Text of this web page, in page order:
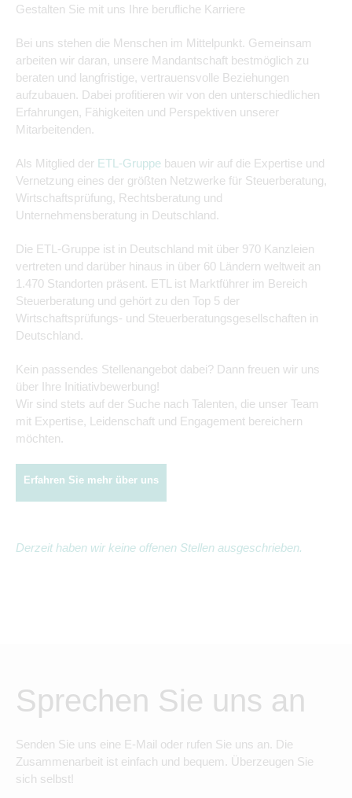
Gestalten Sie mit uns Ihre berufliche Karriere
Bei uns stehen die Menschen im Mittelpunkt. Gemeinsam
arbeiten wir daran, unsere Mandantschaft bestmöglich zu
beraten und langfristige, vertrauensvolle Beziehungen
aufzubauen. Dabei profitieren wir von den unterschiedlichen
Erfahrungen, Fähigkeiten und Perspektiven unserer
Mitarbeitenden.
Als Mitglied der ETL-Gruppe bauen wir auf die Expertise und
Vernetzung eines der größten Netzwerke für Steuerberatung,
Wirtschaftsprüfung, Rechtsberatung und
Unternehmensberatung in Deutschland.
Die ETL-Gruppe ist in Deutschland mit über 970 Kanzleien
vertreten und darüber hinaus in über 60 Ländern weltweit an
1.470 Standorten präsent. ETL ist Marktführer im Bereich
Steuerberatung und gehört zu den Top 5 der
Wirtschaftsprüfungs- und Steuerberatungsgesellschaften in
Deutschland.
Kein passendes Stellenangebot dabei? Dann freuen wir uns
über Ihre Initiativbewerbung!
Wir sind stets auf der Suche nach Talenten, die unser Team
mit Expertise, Leidenschaft und Engagement bereichern
möchten.
Erfahren Sie mehr über uns
Derzeit haben wir keine offenen Stellen ausgeschrieben.
Sprechen Sie uns an
Senden Sie uns eine E-Mail oder rufen Sie uns an. Die
Zusammenarbeit ist einfach und bequem. Überzeugen Sie
sich selbst!